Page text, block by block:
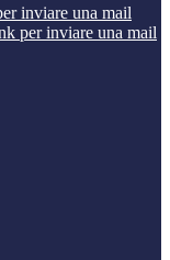
inviare una mail
per inviare una mail